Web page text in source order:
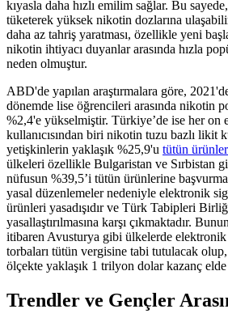
kıyasla daha hızlı emilim sağlar. Bu
tüketerek yüksek nikotin dozlarına
daha az tahriş yaratması, özellikle yeni
nikotin ihtiyacı duyanlar arasında hızla
neden olmuştur.
ABD'de yapılan araştırmalara göre,
dönemde lise öğrencileri arasında nikotin
%2,4'e yükselmiştir. Türkiye’de ise her on
kullanıcısından biri nikotin tuzu bazlı likit
yetişkinlerin yaklaşık %25,9'u tütün
ülkeleri özellikle Bulgaristan ve Sırbistan
nüfusun %39,5’i tütün ürünlerine
yasal düzenlemeler nedeniyle elektronik
ürünleri yasadışıdır ve Türk Tabipleri
yasallaştırılmasına karşı çıkmaktadır.
itibaren Avusturya gibi ülkelerde elektronik
torbaları tütün vergisine tabi tutulacak olup,
ölçekte yaklaşık 1 trilyon dolar kazanç
Trendler ve Gençler